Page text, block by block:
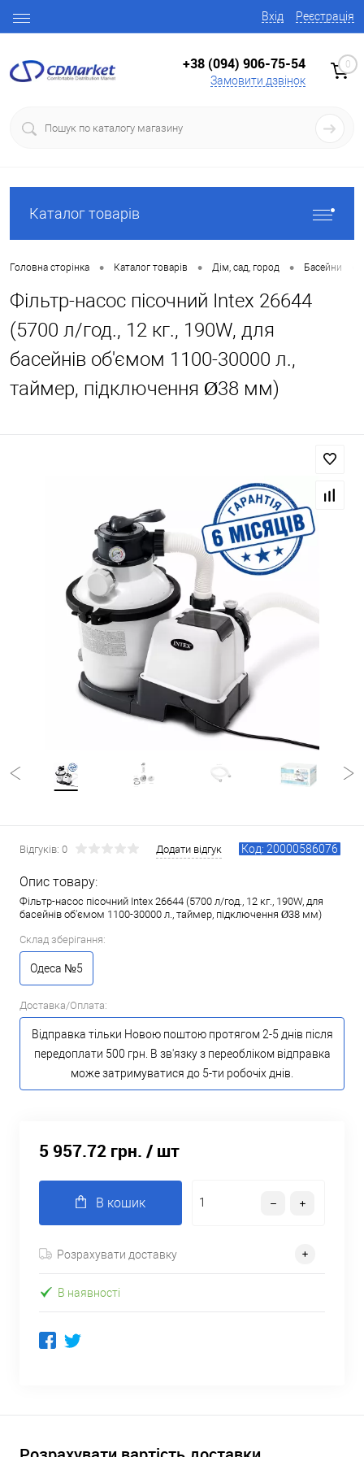
Вхід Реєстрація
+38 (094) 906-75-54
Замовити дзвінок
0
Каталог товарів
Головна сторінка • Каталог товарів • Дім, сад, город • Басейни
Фільтр-насос пісочний Intex 26644
(5700 л/год., 12 кг., 190W, для
басейнів об'ємом 1100-30000 л.,
таймер, підключення Ø38 мм)
Відгуків: 0 Додати відгук Код: 20000586076
Опис товару:
Фільтр-насос пісочний Intex 26644 (5700 л/год., 12 кг., 190W, для
басейнів об'ємом 1100-30000 л., таймер, підключення Ø38 мм)
Склад зберігання:
Одеса №5
Доставка/Оплата:
Відправка тільки Новою поштою протягом 2-5 днів після
передоплати 500 грн. В зв'язку з переобліком відправка
може затримуватися до 5-ти робочіх днів.
5 957.72 грн. / шт
В кошик
Розрахувати доставку
В наявності